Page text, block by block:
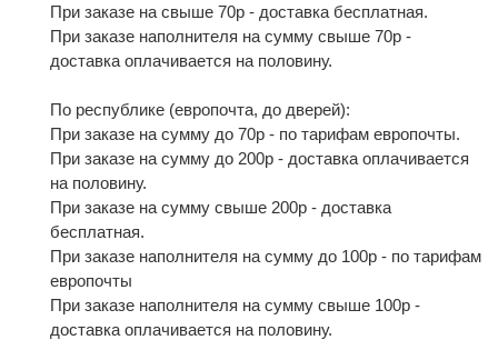
При заказе на свыше 70р - доставка бесплатная.
При заказе наполнителя на сумму свыше 70р -
доставка оплачивается на половину.
По республике (европочта, до дверей):
При заказе на сумму до 70р - по тарифам европочты.
При заказе на сумму до 200р - доставка оплачивается
на половину.
При заказе на сумму свыше 200р - доставка
бесплатная.
При заказе наполнителя на сумму до 100р - по тарифам
европочты
При заказе наполнителя на сумму свыше 100р -
доставка оплачивается на половину.